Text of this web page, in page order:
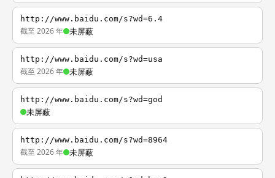
http://www.baidu.com/s?wd=6.4
截至 2026 年 未屏蔽
http://www.baidu.com/s?wd=usa
截至 2026 年 未屏蔽
http://www.baidu.com/s?wd=god
未屏蔽
http://www.baidu.com/s?wd=8964
截至 2026 年 未屏蔽